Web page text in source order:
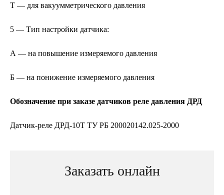
Т — для вакуумметрического давления
5 — Тип настройки датчика:
А — на повышение измеряемого давления
Б — на понижение измеряемого давления
Обозначение при заказе датчиков реле давления ДРД
Датчик-реле ДРД-10Т ТУ РБ 200020142.025-2000
Заказать онлайн